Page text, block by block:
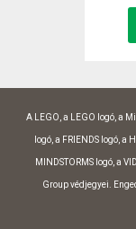
A LEGO, a LEGO logó, a
logó, a FRIENDS logó, a
MINDSTORMS logó, a
Group védjegyei.